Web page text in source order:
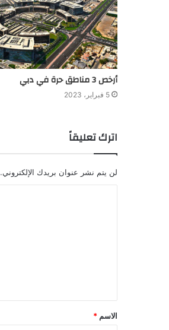
أرخص 3 مناطق حرة في دبي
5 فبراير، 2023
اترك تعليقاً
لن يتم نشر عنوان بريدك الإلكتروني.
الاسم *